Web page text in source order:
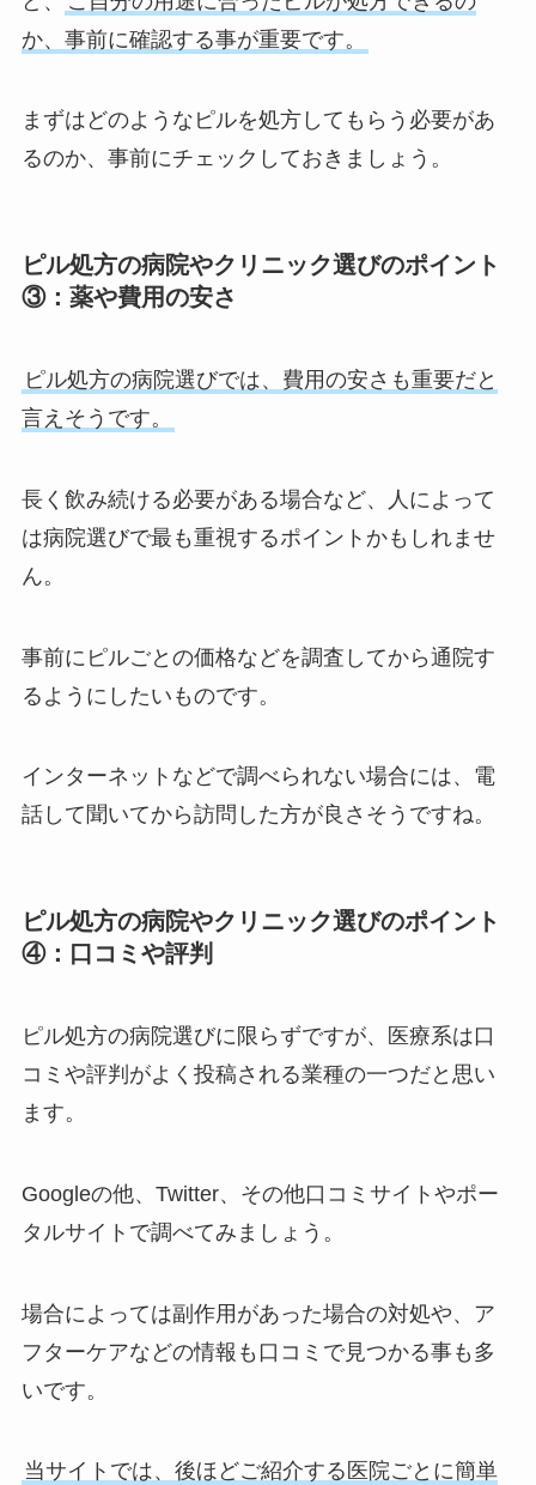
か、事前に確認する事が重要です。
まずはどのようなピルを処方してもらう必要があ
るのか、事前にチェックしておきましょう。
ピル処方の病院やクリニック選びのポイント
③：薬や費用の安さ
ピル処方の病院選びでは、費用の安さも重要だと
言えそうです。
長く飲み続ける必要がある場合など、人によって
は病院選びで最も重視するポイントかもしれませ
ん。
事前にピルごとの価格などを調査してから通院す
るようにしたいものです。
インターネットなどで調べられない場合には、電
話して聞いてから訪問した方が良さそうですね。
ピル処方の病院やクリニック選びのポイント
④：口コミや評判
ピル処方の病院選びに限らずですが、医療系は口
コミや評判がよく投稿される業種の一つだと思い
ます。
Googleの他、Twitter、その他口コミサイトやポー
タルサイトで調べてみましょう。
場合によっては副作用があった場合の対処や、ア
フターケアなどの情報も口コミで見つかる事も多
いです。
当サイトでは、後ほどご紹介する医院ごとに簡単